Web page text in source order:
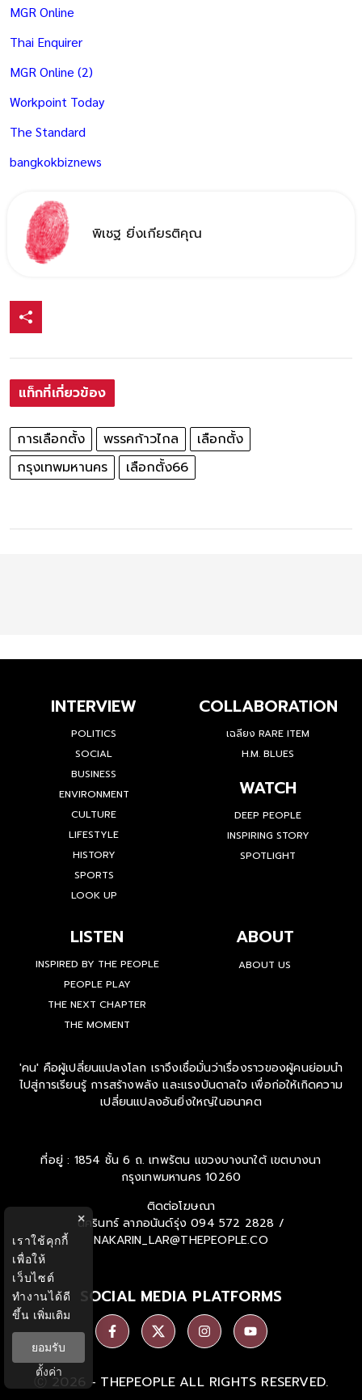
MGR Online
Thai Enquirer
MGR Online (2)
Workpoint Today
The Standard
bangkokbiznews
พิเชฐ ยิ่งเกียรติคุณ
แท็กที่เกี่ยวข้อง
การเลือกตั้ง พรรคก้าวไกล
เลือกตั้ง
กรุงเทพมหานคร
เลือกตั้ง66
INTERVIEW
POLITICS
SOCIAL
BUSINESS
ENVIRONMENT
CULTURE
LIFESTYLE
HISTORY
SPORTS
LOOK UP
COLLABORATION
เฉลียง RARE ITEM
H.M. BLUES
WATCH
DEEP PEOPLE
INSPIRING STORY
SPOTLIGHT
LISTEN
INSPIRED BY THE PEOPLE
PEOPLE PLAY
THE NEXT CHAPTER
THE MOMENT
ABOUT
ABOUT US
'คน' คือผู้เปลี่ยนแปลงโลก เราจึงเชื่อมั่นว่าเรื่องราวของผู้คนย่อมนำ
ไปสู่การเรียนรู้ การสร้างพลัง และแรงบันดาลใจ เพื่อก่อให้เกิดความ
เปลี่ยนแปลงอันยิ่งใหญ่ในอนาคต
ที่อยู่ : 1854 ชั้น 6 ถ. เทพรัตน แขวงบางนาใต้ เขตบางนา
กรุงเทพมหานคร 10260
ติดต่อโฆษณา
นครินทร์ ลาภอนันด์รุ่ง 094 572 2828 /
NAKARIN_LAR@THEPEOPLE.CO
SOCIAL MEDIA PLATFORMS
Ⓒ 2026 - THEPEOPLE ALL RIGHTS RESERVED.
×
เราใช้คุกกี้
เพื่อให้
เว็บไซต์
ทำงานได้ดี
ขึ้น เพิ่มเติม
ยอมรับ
ตั้งค่า